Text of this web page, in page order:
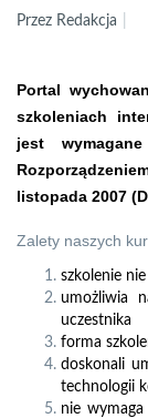
Przez Redakcja
Portal
szkoleniach
jest
listopada 2007
Zalety naszych
szkolenie
umożliwia
uczestnika
forma
doskonali
technologii
nie wymaga